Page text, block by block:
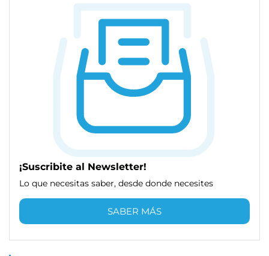
¡Suscribite al Newsletter!
Lo que necesitas saber, desde donde necesites
SABER MÁS